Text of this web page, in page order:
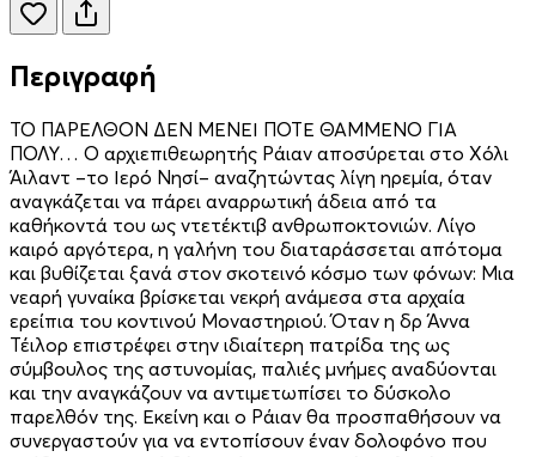
Περιγραφή
ΤΟ ΠΑΡΕΛΘΟΝ ΔΕΝ ΜΕΝΕΙ ΠΟΤΕ ΘΑΜΜΕΝΟ ΓΙΑ
ΠΟΛΥ… Ο αρχιεπιθεωρητής Ράιαν αποσύρεται στο Χόλι
Άιλαντ –το Ιερό Νησί– αναζητώντας λίγη ηρεμία, όταν
αναγκάζεται να πάρει αναρρωτική άδεια από τα
καθήκοντά του ως ντετέκτιβ ανθρωποκτονιών. Λίγο
καιρό αργότερα, η γαλήνη του διαταράσσεται απότομα
και βυθίζεται ξανά στον σκοτεινό κόσμο των φόνων: Μια
νεαρή γυναίκα βρίσκεται νεκρή ανάμεσα στα αρχαία
ερείπια του κοντινού Μοναστηριού. Όταν η δρ Άννα
Τέιλορ επιστρέφει στην ιδιαίτερη πατρίδα της ως
σύμβουλος της αστυνομίας, παλιές μνήμες αναδύονται
και την αναγκάζουν να αντιμετωπίσει το δύσκολο
παρελθόν της. Εκείνη και ο Ράιαν θα προσπαθήσουν να
συνεργαστούν για να εντοπίσουν έναν δολοφόνο που